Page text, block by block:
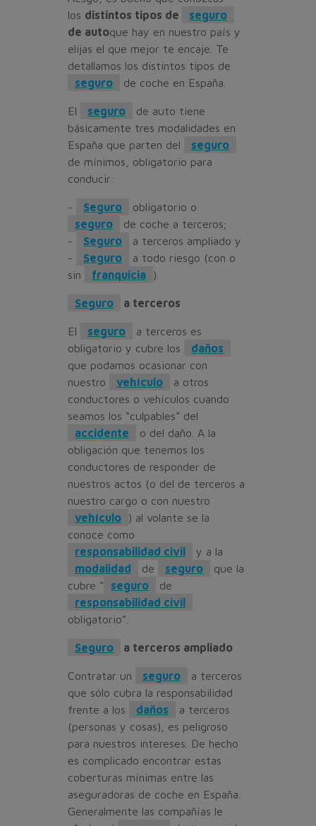
los distintos tipos de
seguro
de autoque hay en nuestro país y
elijas el que mejor te encaje. Te
detallamos los distintos tipos de
seguro
de coche en España.
El seguro
de auto tiene
básicamente tres modalidades en
España que parten del
seguro
de mínimos, obligatorio para
conducir:
- Seguro
obligatorio o
seguro
de coche a terceros;
-
Seguro
a terceros ampliado y
-
Seguro
a todo riesgo (con o
sin
franquicia ).
Seguro a terceros
El seguro
a terceros es
obligatorio y cubre los
daños
que podamos ocasionar con
nuestro
vehículo
a otros
conductores o vehículos cuando
seamos los “culpables” del
accidente
o del daño. A la
obligación que tenemos los
conductores de responder de
nuestros actos (o del de terceros a
nuestro cargo o con nuestro
vehículo
) al volante se la
conoce como
responsabilidad civil
y a la
modalidad
de seguro
que la
cubre “
seguro
de
responsabilidad civil
obligatorio”.
Seguro a terceros ampliado
Contratar un seguro
a terceros
que sólo cubra la responsabilidad
frente a los
daños
a terceros
(personas y cosas), es peligroso
para nuestros intereses. De hecho
es complicado encontrar estas
coberturas mínimas entre las
aseguradoras de coche en España.
Generalmente las compañías le